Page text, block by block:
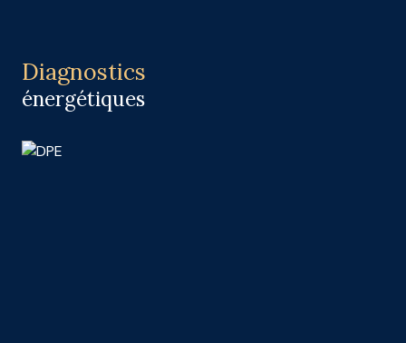
Diagnostics
énergétiques